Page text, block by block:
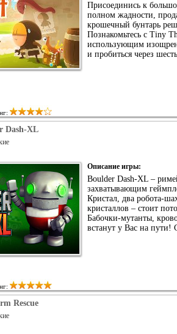
Присоединись к
полном жадности,
крошечный бунтарь
Познакомьтесь с Tiny
использующим
и пробиться через
Dash-XL
Описание игры:
Boulder Dash-XL –
захватывающим
Кристал, два робота-
кристаллов – стоит
Бабочки-мутанты,
встанут у Вас на пути!
Rescue